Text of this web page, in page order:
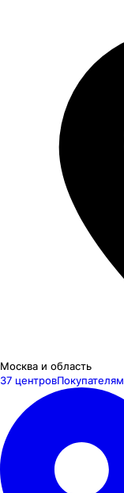
Москва и область
37 центровПокупателям